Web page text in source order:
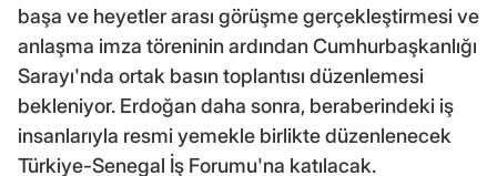
başa ve heyetler arası görüşme gerçekleştirmesi ve
anlaşma imza töreninin ardından Cumhurbaşkanlığı
Sarayı'nda ortak basın toplantısı düzenlemesi
bekleniyor. Erdoğan daha sonra, beraberindeki iş
insanlarıyla resmi yemekle birlikte düzenlenecek
Türkiye-Senegal İş Forumu'na katılacak.